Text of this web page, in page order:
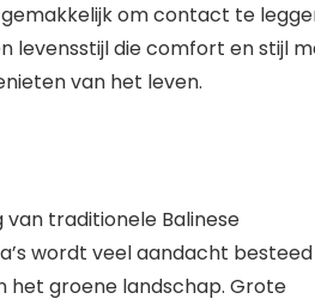
om contact te
levensstijl die comfort en stijl
van het leven.
traditionele Balinese
wordt veel aandacht besteed
het groene landschap. Grote